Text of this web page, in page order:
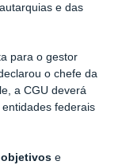
e das
para o gestor
o chefe da
a CGU deverá
federais
e